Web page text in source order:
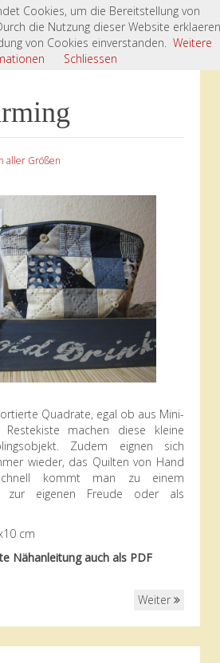
Taschen aller Größen
aller Größen
Quadrate, egal ob aus Mini-
machen diese kleine
Zudem eignen sich
wieder, das Quilten von Hand
kommt man zu einem
zur eigenen Freude oder als
cm
Nähanleitung auch als PDF
Weiter
Cookies, um die Bereitstellung von
die Nutzung dieser Website erklaeren
von Cookies einverstanden. Weitere
Schliessen